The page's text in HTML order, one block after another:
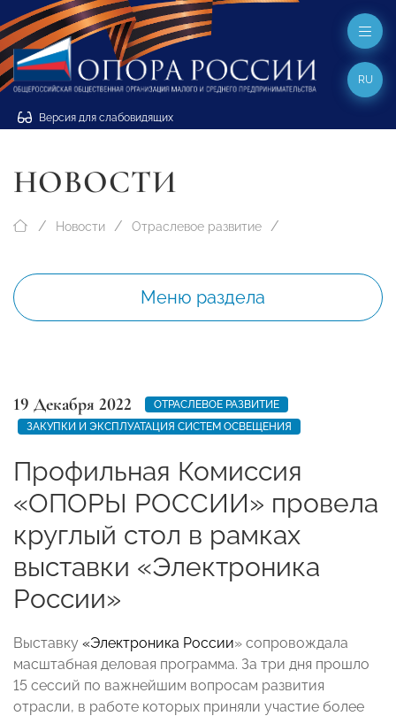
Версия для слабовидящих
RU
НОВОСТИ
Новости Отраслевое развитие
Меню раздела
19 Декабря 2022
ОТРАСЛЕВОЕ РАЗВИТИЕ
ЗАКУПКИ И ЭКСПЛУАТАЦИЯ СИСТЕМ ОСВЕЩЕНИЯ
Профильная Комиссия
«ОПОРЫ РОССИИ» провела
круглый стол в рамках
выставки «Электроника
России»
Выставку «Электроника России» сопровождала
масштабная деловая программа. За три дня прошло
15 сессий по важнейшим вопросам развития
отрасли, в работе которых приняли участие более